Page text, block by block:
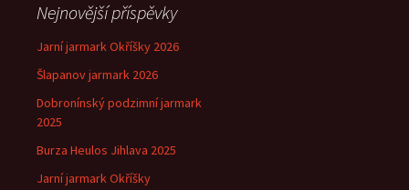
Nejnovější příspěvky
Jarní jarmark Okříšky 2026
Šlapanov jarmark 2026
Dobronínský podzimní jarmark
2025
Burza Heulos Jihlava 2025
Jarní jarmark Okříšky